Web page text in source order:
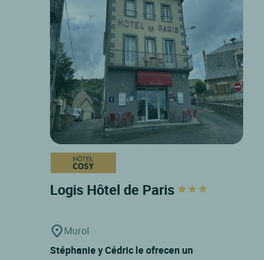
Logis Hôtel de Paris
Murol
Stéphanie y Cédric le ofrecen un